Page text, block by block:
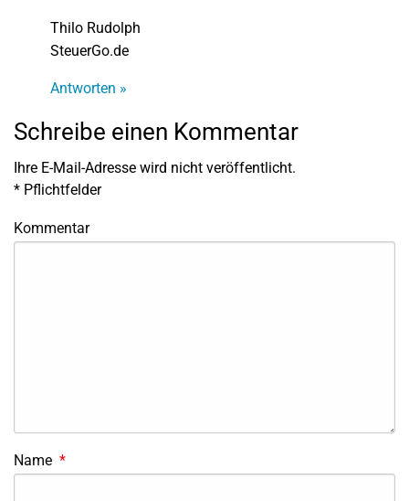
Thilo Rudolph
SteuerGo.de
Antworten »
Schreibe einen Kommentar
Ihre E-Mail-Adresse wird nicht veröffentlicht.
* Pflichtfelder
Kommentar
Name *